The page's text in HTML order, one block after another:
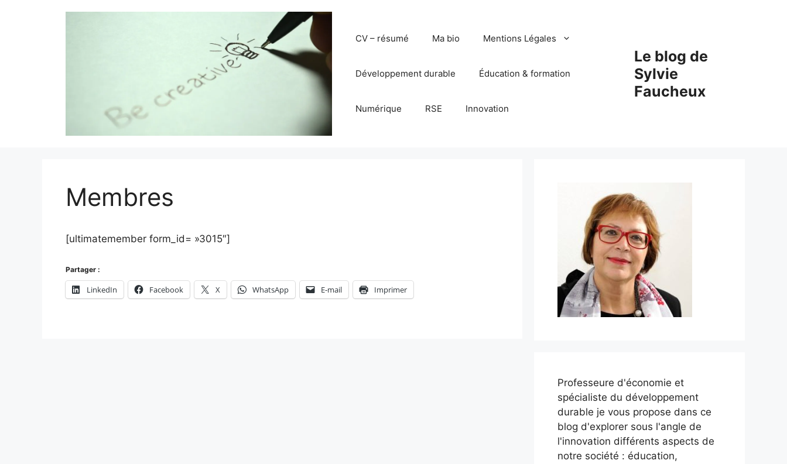
Le blog de
Sylvie
Faucheux
CV – résumé Ma bio Mentions Légales
Développement durable Éducation & formation
Numérique RSE Innovation
Membres
[ultimatemember form_id= »3015″]
Partager :
LinkedIn Facebook X WhatsApp E-mail Imprimer
Professeure d'économie et
spécialiste du développement
durable je vous propose dans ce
blog d'explorer sous l'angle de
l'innovation différents aspects de
notre société : éducation,